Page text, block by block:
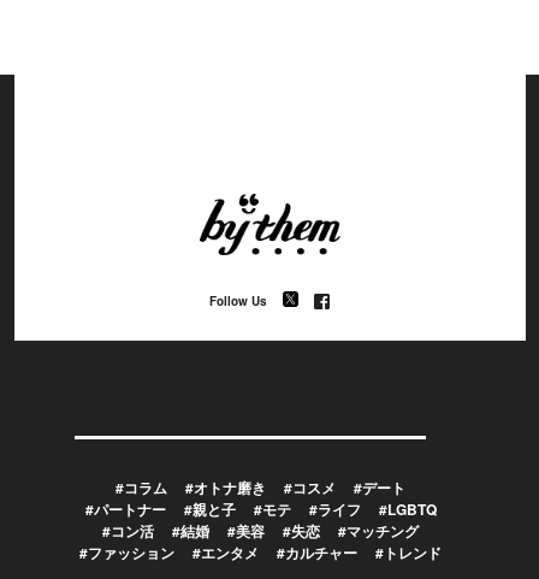
Follow Us
#コラム #オトナ磨き #コスメ
#デート
#パートナー
#親と子 #モテ #ライフ
#LGBTQ
#コン活
#結婚 #美容 #失恋
#マッチング
#ファッション
#エンタメ #カルチャー #トレンド